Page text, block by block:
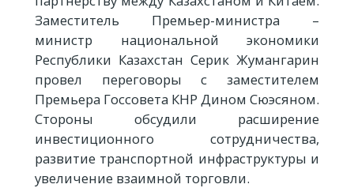
Заместитель Премьер-министра –
министр национальной экономики
Республики Казахстан Серик Жумангарин
провел переговоры с заместителем
Премьера Госсовета КНР Дином Сюэсяном.
Стороны обсудили расширение
инвестиционного сотрудничества,
развитие транспортной инфраструктуры и
увеличение взаимной торговли.